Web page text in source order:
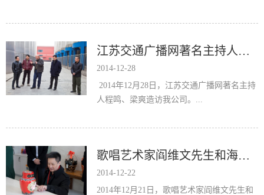
听了此次...
江苏交通广播网著名主持人程鸣、梁爽造访沙洲优黄
2014-12-28
2014年12月28日，江苏交通广播网著名主持
人程鸣、梁爽造访我公司。...
歌唱艺术家阎维文先生和海澜之家董事长周建平先生来我公司参观交流
2014-12-22
2014年12月21日，歌唱艺术家阎维文先生和